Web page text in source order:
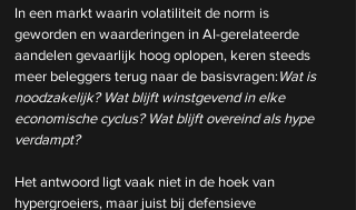
In een markt waarin volatiliteit de norm is
geworden en waarderingen in AI-gerelateerde
aandelen gevaarlijk hoog oplopen, keren steeds
meer beleggers terug naar de basisvragen: Wat is
noodzakelijk? Wat blijft winstgevend in elke
economische cyclus? Wat blijft overeind als hype
verdampt?
Het antwoord ligt vaak niet in de hoek van
hypergroeiers, maar juist bij defensieve